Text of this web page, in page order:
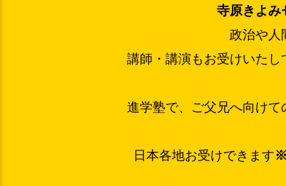
寺原きよみ
政治や人
講師・講演もお受けいた
進学塾で、ご父兄へ向け
日本各地お受けできます※